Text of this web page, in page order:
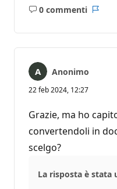
0 commenti
Nessun
Anonimo
22 feb 2024, 12:27
Grazie, ma ho
convertendoli in
scelgo?
La risposta è stata